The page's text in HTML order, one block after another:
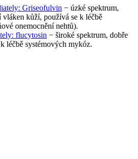
− úzké spektrum,
vláken kůží, používá se k léčbě
onemocnění nehtů).
− široké spektrum, dobře
léčbě systémových mykóz.